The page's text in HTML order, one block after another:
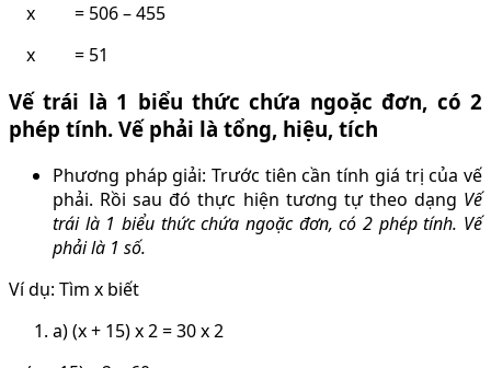
x = 506 – 455
x = 51
Vế trái là 1 biểu thức chứa ngoặc đơn, có 2
phép tính. Vế phải là tổng, hiệu, tích
Phương pháp giải: Trước tiên cần tính giá trị của vế
phải. Rồi sau đó thực hiện tương tự theo dạng Vế
trái là 1 biểu thức chứa ngoặc đơn, có 2 phép tính. Vế
phải là 1 số.
Ví dụ: Tìm x biết
a) (x + 15) x 2 = 30 x 2